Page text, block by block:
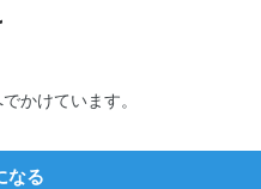
かけています。
なる